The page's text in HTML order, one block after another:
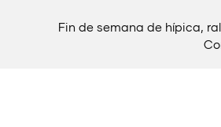
Fin de semana de hípica,